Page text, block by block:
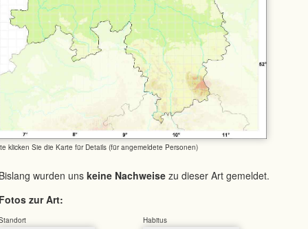
klicken Sie die Karte für Details (für angemeldete Personen)
wurden uns keine Nachweise zu dieser Art gemeldet.
zur Art:
Habitus